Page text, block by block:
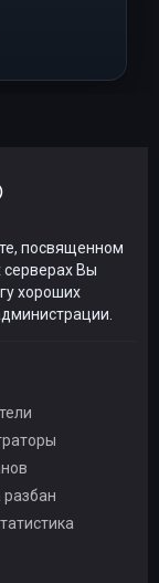
посвященном
серверах Вы
хороших
разбан